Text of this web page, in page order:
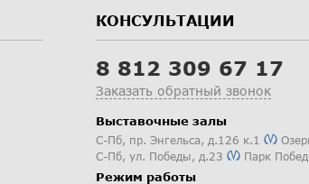
КОНСУЛЬТАЦИИ
8 812 309 67 17
Заказать обратный звонок
Выставочные залы
С-Пб, пр. Энгельса, д.126 к.1
С-Пб, ул. Победы, д.23 Парк
Режим работы